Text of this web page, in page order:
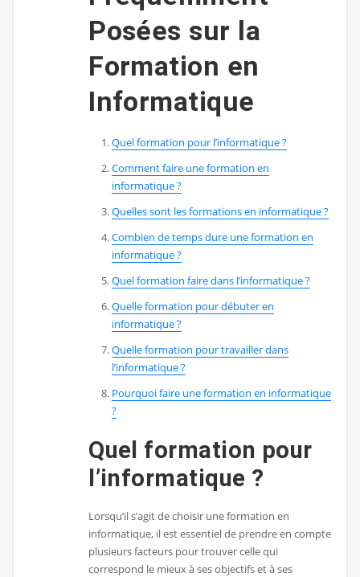
Posées sur la
Formation en
Informatique
Quel formation pour l’informatique ?
Comment faire une formation en
informatique ?
Quelles sont les formations en informatique ?
Combien de temps dure une formation en
informatique ?
Quel formation faire dans l’informatique ?
Quelle formation pour débuter en
informatique ?
Quelle formation pour travailler dans
l’informatique ?
Pourquoi faire une formation en informatique
?
Quel formation pour
l’informatique ?
Lorsqu’il s’agit de choisir une formation en
informatique, il est essentiel de prendre en compte
plusieurs facteurs pour trouver celle qui
correspond le mieux à ses objectifs et à ses